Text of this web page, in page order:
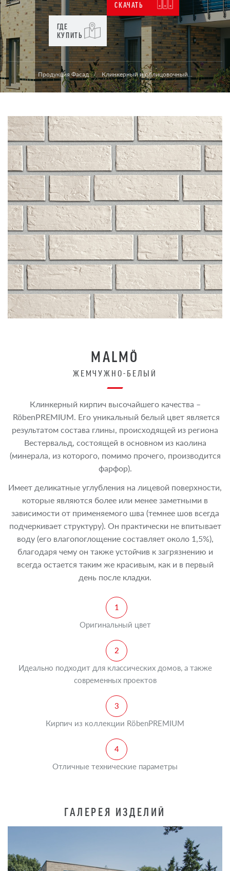
ГДЕ
КУПИТЬ
СКАЧАТЬ
Продукция Фасад Клинкерный и облицовочный...
MALMÖ
ЖЕМЧУЖНО-БЕЛЫЙ
Клинкерный кирпич высочайшего качества –
RöbenPREMIUM. Его уникальный белый цвет является
результатом состава глины, происходящей из региона
Вестервальд, состоящей в основном из каолина
(минерала, из которого, помимо прочего, производится
фарфор).
Имеет деликатные углубления на лицевой поверхности,
которые являются более или менее заметными в
зависимости от применяемого шва (темнее шов всегда
подчеркивает структуру). Он практически не впитывает
воду (его влагопоглощение составляет около 1,5%),
благодаря чему он также устойчив к загрязнению и
всегда остается таким же красивым, как и в первый
день после кладки.
Оригинальный цвет
Идеально подходит для классических домов, а также
современных проектов
Кирпич из коллекции RöbenPREMIUM
Отличные технические параметры
ГАЛЕРЕЯ ИЗДЕЛИЙ